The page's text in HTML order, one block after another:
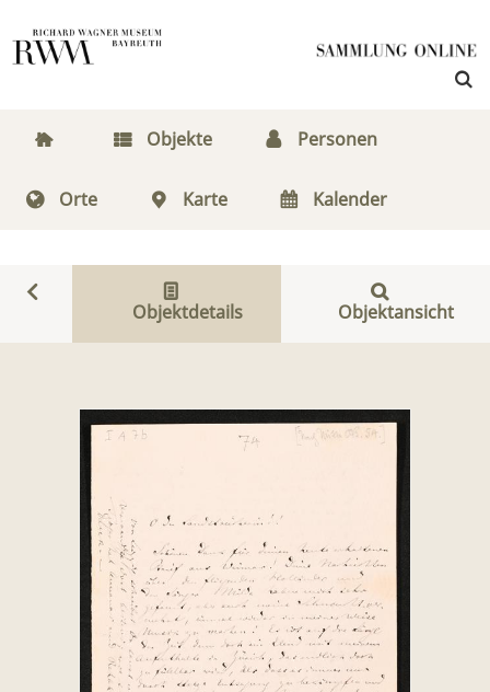
Objekte Personen
Orte Karte Kalender
Objektdetails Objektansicht